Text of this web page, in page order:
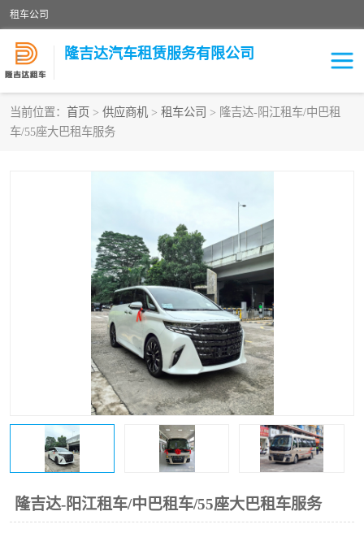
租车公司
隆吉达汽车租赁服务有限公司
当前位置： 首页 > 供应商机 > 租车公司 > 隆吉达-阳江租车/中巴租
车/55座大巴租车服务
隆吉达-阳江租车/中巴租车/55座大巴租车服务
租车公司